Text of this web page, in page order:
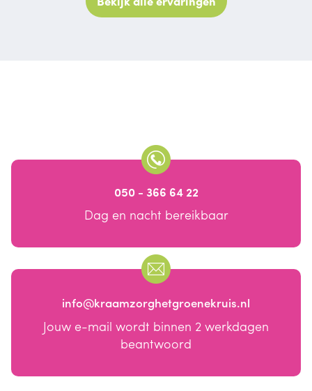
050 - 366 64 22
Dag en nacht bereikbaar
info@kraamzorghetgroenekruis.nl
Jouw e-mail wordt binnen 2 werkdagen
beantwoord